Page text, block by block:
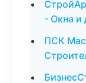
- Окна и
ПСК